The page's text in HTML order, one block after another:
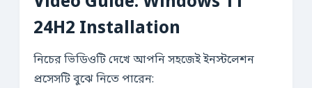
24H2 Installation
নিচের ভিডিওটি দেখে আপনি সহজেই ইনস্টলেশন
প্রসেসটি বুঝে নিতে পারেন: